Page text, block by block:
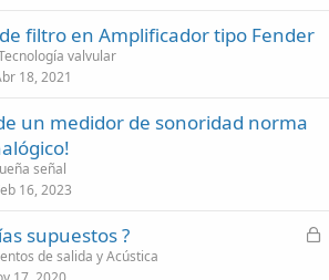
filtro en Amplificador tipo Fender
valvular
18, 2021
un medidor de sonoridad norma
señal
16, 2023
C
supuestos ?
de salida y Acústica